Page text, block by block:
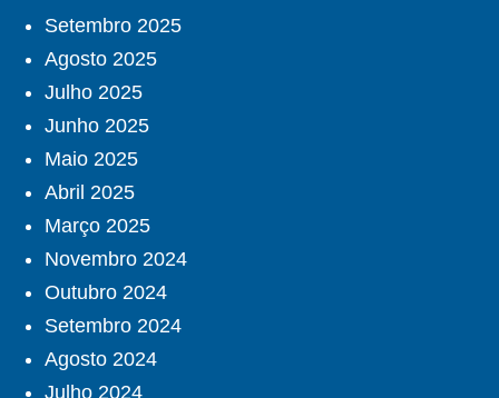
Setembro 2025
Agosto 2025
Julho 2025
Junho 2025
Maio 2025
Abril 2025
Março 2025
Novembro 2024
Outubro 2024
Setembro 2024
Agosto 2024
Julho 2024